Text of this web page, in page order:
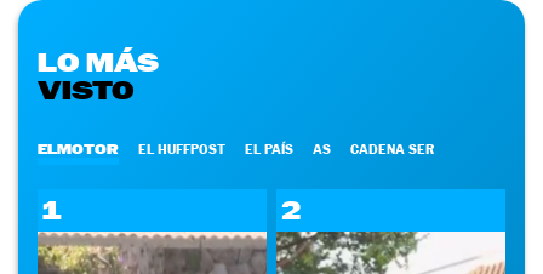
LO MÁS
VISTO
ELMOTOR EL HUFFPOST EL PAÍS AS CADENA SER
1 2